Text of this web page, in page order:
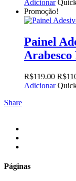
original
era:
Adicionar
Promoção!
Painel
Arabesco
R$119.00 O
preço
R$
Adicionar
Share
Páginas